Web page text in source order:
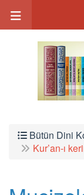
Bütün Dini
Kur’an-ı